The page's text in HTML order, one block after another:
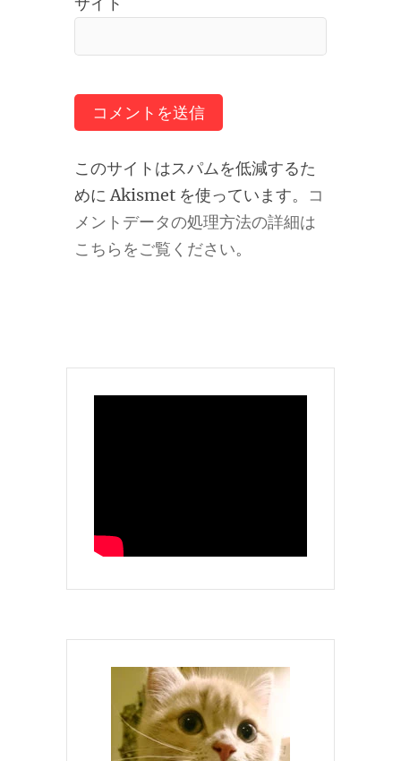
このサイトはスパムを低減するた
めに Akismet を使っています。 コ
メントデータの処理方法の詳細は
こちらをご覧ください。